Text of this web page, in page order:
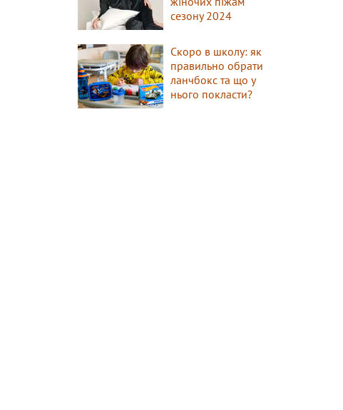
сезону 2024
Скоро в школу: як
правильно обрати
ланчбокс та що у
нього покласти?